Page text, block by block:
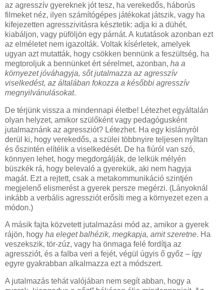
az agresszív gyereknek jót tesz, ha verekedős, háborús
filmeket néz, ilyen számítógépes játékokat játszik, vagy ha
kifejezetten agresszivitásra késztetik: adja ki a dühét,
kiabáljon, vagy püföljön egy párnát. A kutatások azonban ezt
az elméletet nem igazolták. Voltak kísérletek, amelyek
ugyan azt mutatták, hogy csökken bennünk a feszültség, ha
megtoroljuk a bennünket ért sérelmet, azonban, ha a
környezet jóváhagyja, sőt jutalmazza az agresszív
viselkedést, az általában fokozza a későbbi agresszív
megnyilvánulásokat.
De térjünk vissza a mindennapi életbe! Létezhet egyáltalán
olyan helyzet, amikor szülőként vagy pedagógusként
jutalmaznánk az agressziót? Létezhet. Ha egy kislányról
derül ki, hogy verekedős, a szülei többnyire teljesen nyíltan
és őszintén elítélik a viselkedését. De ha fiúról van szó,
könnyen lehet, hogy megdorgálják, de lelkük mélyén
büszkék rá, hogy belevaló a gyerekük, aki nem hagyja
magát. Ezt a rejtett, csak a metakommunikáció szintjén
megjelenő elismerést a gyerek persze megérzi. (Lányoknál
inkább a verbális agressziót erősíti meg a környezet ezen a
módon.)
A másik fajta közvetett jutalmazási mód az, amikor a gyerek
rájön, hogy ha eleget balhézik, megkapja, amit szeretne. Ha
veszekszik, tör-zúz, vagy ha önmaga felé fordítja az
agressziót, és a falba veri a fejét, végül úgyis ő győz – így
egyre gyakrabban alkalmazza ezt a módszert.
A jutalmazás tehát valójában nem segít abban, hogy a